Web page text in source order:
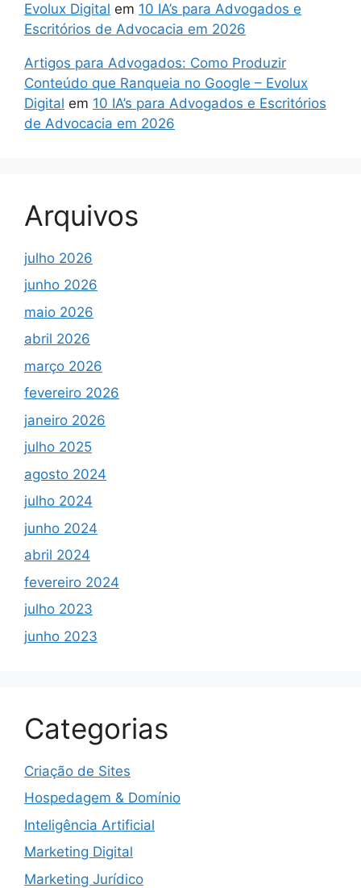
Evolux Digital em 10 IA’s para Advogados e
Escritórios de Advocacia em 2026
Artigos para Advogados: Como Produzir
Conteúdo que Ranqueia no Google – Evolux
Digital em 10 IA’s para Advogados e Escritórios
de Advocacia em 2026
Arquivos
julho 2026
junho 2026
maio 2026
abril 2026
março 2026
fevereiro 2026
janeiro 2026
julho 2025
agosto 2024
julho 2024
junho 2024
abril 2024
fevereiro 2024
julho 2023
junho 2023
Categorias
Criação de Sites
Hospedagem & Domínio
Inteligência Artificial
Marketing Digital
Marketing Jurídico